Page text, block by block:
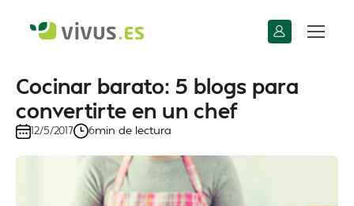
Cocinar barato: 5 blogs para
convertirte en un chef
12/5/2017 6min de lectura